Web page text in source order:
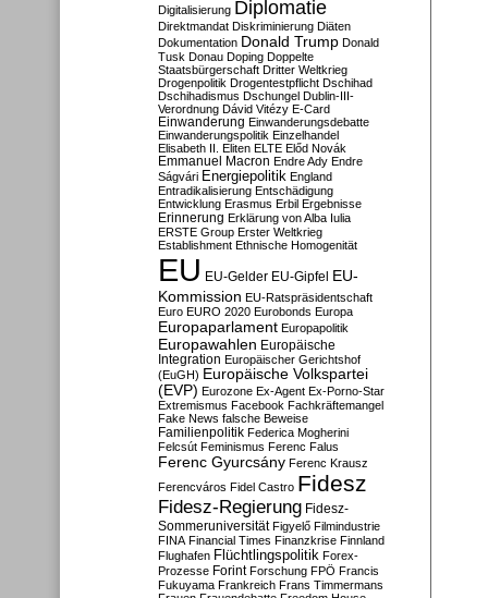
Digitalisierung Diplomatie
Direktmandat Diskriminierung Diäten
Dokumentation Donald Trump Donald
Tusk Donau Doping Doppelte
Staatsbürgerschaft Dritter Weltkrieg
Drogenpolitik Drogentestpflicht Dschihad
Dschihadismus Dschungel Dublin-III-
Verordnung Dávid Vitézy E-Card
Einwanderung Einwanderungsdebatte
Einwanderungspolitik Einzelhandel
Elisabeth II. Eliten ELTE Előd Novák
Emmanuel Macron Endre Ady Endre
Ságvári Energiepolitik England
Entradikalisierung Entschädigung
Entwicklung Erasmus Erbil Ergebnisse
Erinnerung Erklärung von Alba Iulia
ERSTE Group Erster Weltkrieg
Establishment Ethnische Homogenität
EU EU-Gelder EU-Gipfel EU-
Kommission EU-Ratspräsidentschaft
Euro EURO 2020 Eurobonds Europa
Europaparlament Europapolitik
Europawahlen Europäische
Integration Europäischer Gerichtshof
(EuGH) Europäische Volkspartei
(EVP) Eurozone Ex-Agent Ex-Porno-Star
Extremismus Facebook Fachkräftemangel
Fake News falsche Beweise
Familienpolitik Federica Mogherini
Felcsút Feminismus Ferenc Falus
Ferenc Gyurcsány Ferenc Krausz
Ferencváros Fidel Castro Fidesz
Fidesz-Regierung Fidesz-
Sommeruniversität Figyelő Filmindustrie
FINA Financial Times Finanzkrise Finnland
Flughafen Flüchtlingspolitik Forex-
Prozesse Forint Forschung FPÖ Francis
Fukuyama Frankreich Frans Timmermans